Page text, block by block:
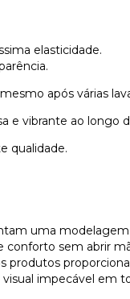
elasticidade.
após várias
e vibrante ao longo
qualidade.
uma
conforto sem abrir
produtos
impecável em